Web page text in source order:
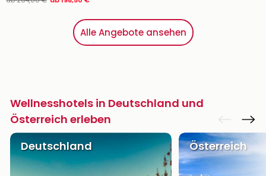
Alle Angebote ansehen
Wellnesshotels in Deutschland und
Österreich erleben
Deutschland
Österreich